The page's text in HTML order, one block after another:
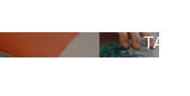
TAILOR MADE